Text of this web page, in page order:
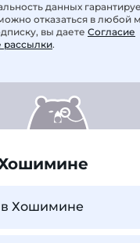
данных
отказаться в любой
вы даете Согласие
рассылки.
в Хошимине